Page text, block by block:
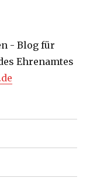
- Blog für
Ehrenamtes